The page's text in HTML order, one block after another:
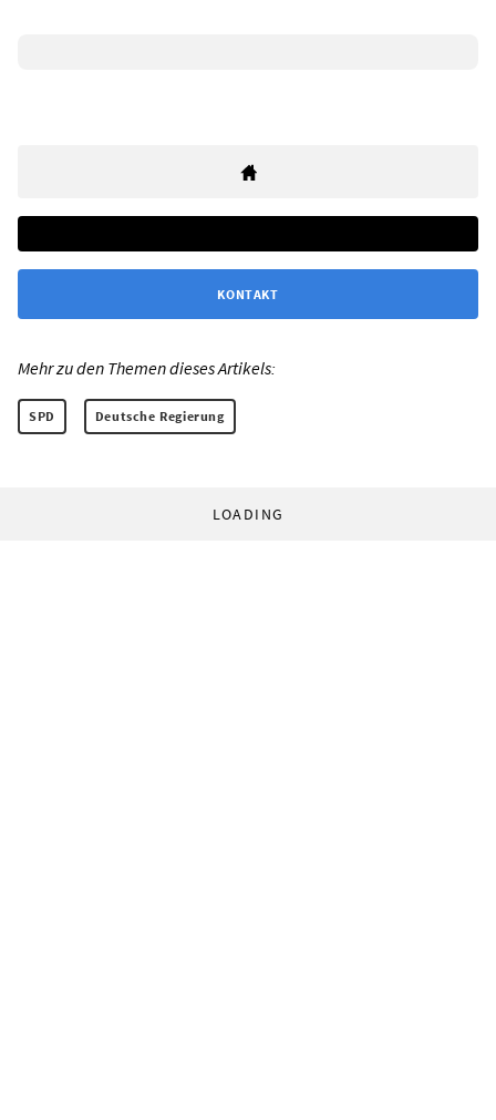
KONTAKT
Mehr zu den Themen dieses Artikels:
SPD Deutsche Regierung
LOADING